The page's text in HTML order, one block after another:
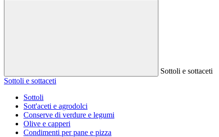
Sottoli e sottaceti
Sottoli e sottaceti
Sottoli
Sott'aceti e agrodolci
Conserve di verdure e legumi
Olive e capperi
Condimenti per pane e pizza